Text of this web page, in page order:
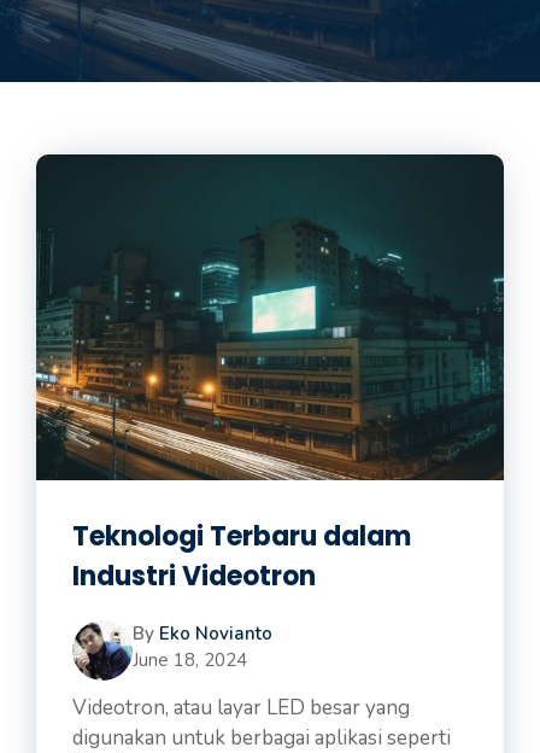
Teknologi Terbaru dalam
Industri Videotron
By Eko Novianto
June 18, 2024
Videotron, atau layar LED besar yang
digunakan untuk berbagai aplikasi seperti